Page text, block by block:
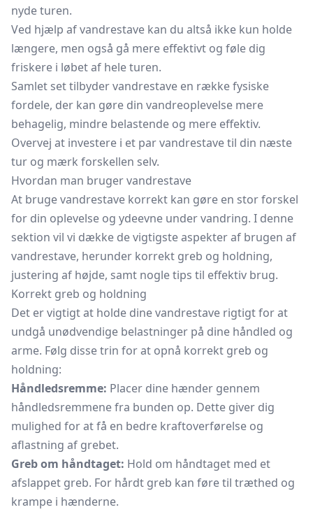
nyde turen.
Ved hjælp af vandrestave kan du altså ikke kun holde
længere, men også gå mere effektivt og føle dig
friskere i løbet af hele turen.
Samlet set tilbyder vandrestave en række fysiske
fordele, der kan gøre din vandreoplevelse mere
behagelig, mindre belastende og mere effektiv.
Overvej at investere i et par vandrestave til din næste
tur og mærk forskellen selv.
Hvordan man bruger vandrestave
At bruge vandrestave korrekt kan gøre en stor forskel
for din oplevelse og ydeevne under vandring. I denne
sektion vil vi dække de vigtigste aspekter af brugen af
vandrestave, herunder korrekt greb og holdning,
justering af højde, samt nogle tips til effektiv brug.
Korrekt greb og holdning
Det er vigtigt at holde dine vandrestave rigtigt for at
undgå unødvendige belastninger på dine håndled og
arme. Følg disse trin for at opnå korrekt greb og
holdning:
Håndledsremme: Placer dine hænder gennem
håndledsremmene fra bunden op. Dette giver dig
mulighed for at få en bedre kraftoverførelse og
aflastning af grebet.
Greb om håndtaget: Hold om håndtaget med et
afslappet greb. For hårdt greb kan føre til træthed og
krampe i hænderne.